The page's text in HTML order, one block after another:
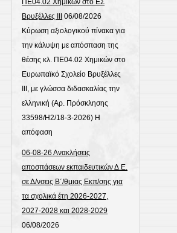
Βρυξέλλες ΙΙΙ 06/08/2026
Κύρωση αξιολογικού πίνακα για
την κάλυψη με απόσπαση της
θέσης κλ. ΠΕ04.02 Χημικών στο
Ευρωπαϊκό Σχολείο Βρυξέλλες
ΙΙΙ, με γλώσσα διδασκαλίας την
ελληνική (Αρ. Πρόσκλησης
33598/Η2/18-3-2026) Η
απόφαση
06-08-26 Ανακλήσεις
αποσπάσεων εκπαιδευτικών Δ.Ε.
σε Δ/νσεις Β΄/θμιας Εκπ/σης για
τα σχολικά έτη 2026-2027,
2027-2028 και 2028-2029
06/08/2026